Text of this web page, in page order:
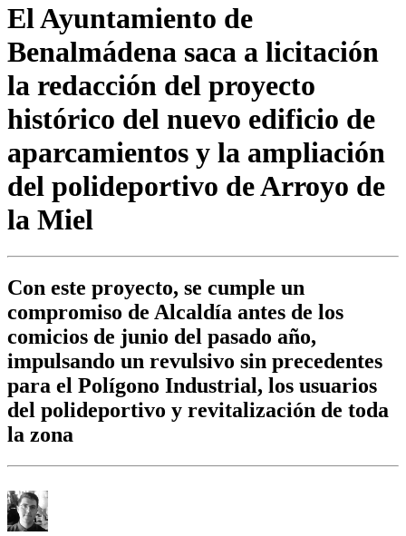
El Ayuntamiento de
Benalmádena saca a licitación
la redacción del proyecto
histórico del nuevo edificio de
aparcamientos y la ampliación
del polideportivo de Arroyo de
la Miel
Con este proyecto, se cumple un
compromiso de Alcaldía antes de los
comicios de junio del pasado año,
impulsando un revulsivo sin precedentes
para el Polígono Industrial, los usuarios
del polideportivo y revitalización de toda
la zona